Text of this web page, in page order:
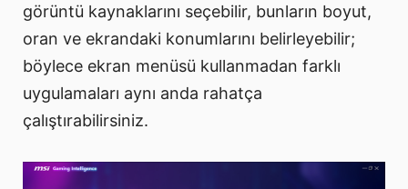
görüntü kaynaklarını seçebilir, bunların boyut,
oran ve ekrandaki konumlarını belirleyebilir;
böylece ekran menüsü kullanmadan farklı
uygulamaları aynı anda rahatça
çalıştırabilirsiniz.